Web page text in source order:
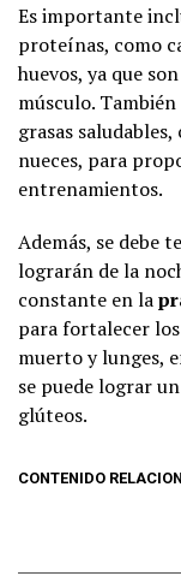
Es importante
proteínas, como
huevos, ya que
músculo.
grasas
nueces, para
entrenamientos.
Además, se debe
lograrán de la
constante en la
para fortalecer
muerto y lunges,
se puede lograr
glúteos.
CONTENIDO